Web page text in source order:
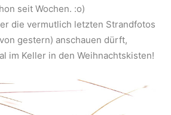
seit Wochen. :o)
die vermutlich letzten Strandfotos
gestern) anschauen dürft,
im Keller in den Weihnachtskisten!